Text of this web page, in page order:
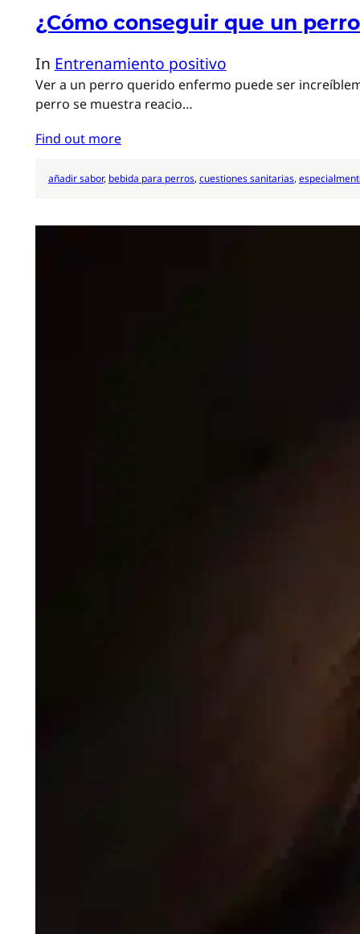
¿Cómo conseguir que un
In Entrenamiento positivo
Ver a un perro querido enfermo puede ser
perro se muestra reacio…
Find out more
añadir sabor, bebida para perros, cuestiones sanitarias,